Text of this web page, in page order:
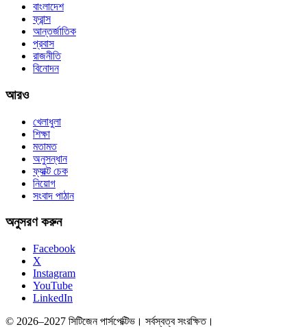
বাংলাদেশ
ফ্রান্স
আন্তর্জাতিক
প্রবাস
রাজনীতি
বিনোদন
আরও
খেলাধুলা
শিক্ষা
মতামত
অনুসন্ধান
ফ্যাক্ট চেক
নিয়োগ
সংবাদ পাঠান
অনুসরণ করুন
Facebook
X
Instagram
YouTube
LinkedIn
© 2026–2027 সিটিজেন পার্সপেক্টিভ। সর্বস্বত্ব সংরক্ষিত।